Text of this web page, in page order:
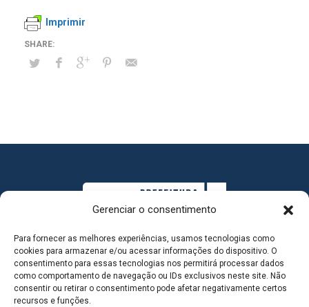
Gerenciar o consentimento
Para fornecer as melhores experiências, usamos tecnologias como
cookies para armazenar e/ou acessar informações do dispositivo. O
consentimento para essas tecnologias nos permitirá processar dados
como comportamento de navegação ou IDs exclusivos neste site. Não
consentir ou retirar o consentimento pode afetar negativamente certos
recursos e funções.
Imprimir
MAPA DO SITE